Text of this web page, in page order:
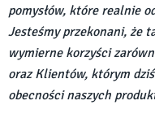
pomysłów, które realnie
Jesteśmy przekonani, że
wymierne korzyści
oraz Klientów, którym
obecności naszych